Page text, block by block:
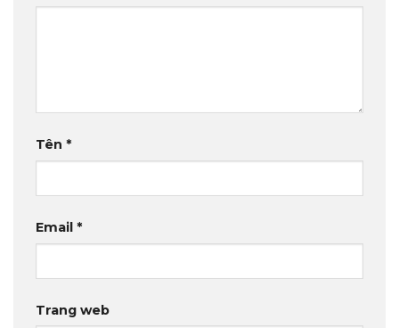
Tên *
Email *
Trang web